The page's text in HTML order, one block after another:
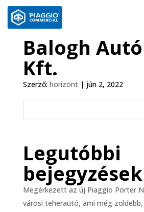
Balogh
Kft.
Szerző: horizont| jún 2, 2022
Legutóbbi
bejegyzések
Megérkezett az új Piaggio Porter
városi teherautó, ami még